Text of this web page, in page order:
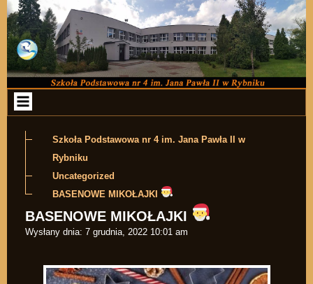
Przejdź do zawartości
Szkoła Podstawowa nr 4 im. Jana Pawła II w
Rybniku
Uncategorized
BASENOWE MIKOŁAJKI
BASENOWE MIKOŁAJKI
Wysłany dnia: 7 grudnia, 2022 10:01 am